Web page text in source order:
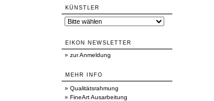
KÜNSTLER
EIKON NEWSLETTER
» zur Anmeldung
MEHR INFO
» Qualitätsrahmung
» FineArt Ausarbeitung